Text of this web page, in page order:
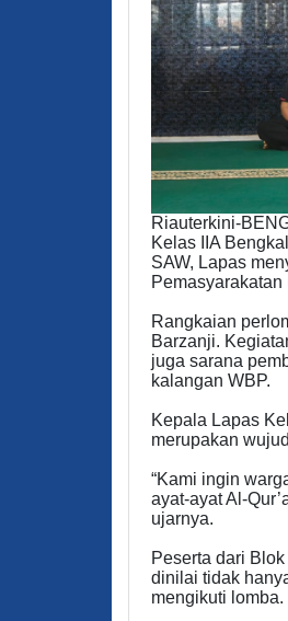
Riauterkini-
Kelas IIA
SAW, Lapas
Rangkaian
Barzanji.
juga sarana
kalangan WBP.
Kepala Lapas
merupakan
“Kami ingin
ayat-ayat Al-
ujarnya.
Peserta dari
dinilai tidak
mengikuti lomba.